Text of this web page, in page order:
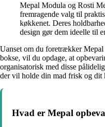
Mepal Modula og Rosti
fremragende valg til
køkkenet. Deres
design gør dem ideelle til
Uanset om du foretrækker
bokse, vil du opdage, at
organisatorisk med disse
der vil holde din mad frisk og dit
Hvad er Mepal